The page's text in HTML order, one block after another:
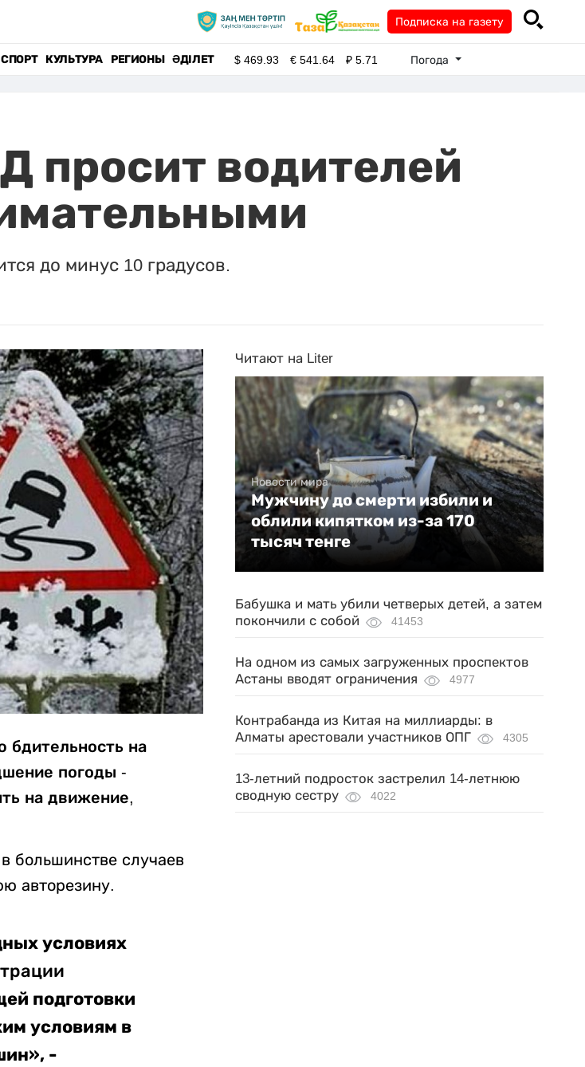
Подписка на газету
СПОРТ КУЛЬТУРА РЕГИОНЫ ӘДІЛЕТ $469.93 €541.64 ₽5.71 Погода
просит водителей
до минус 10 градусов.
бдительность на
погоды -
на движение,
большинстве случаев
авторезину.
условиях
подготовки
условиям в
-
Читают на Liter
Новости мира
Мужчину до смерти избили и
облили кипятком из-за 170
тысяч тенге
Бабушка и мать убили четверых детей, а затем
покончили с собой
41453
На одном из самых загруженных проспектов
Астаны вводят ограничения
4977
Контрабанда из Китая на миллиарды: в
Алматы арестовали участников ОПГ
4305
13-летний подросток застрелил 14-летнюю
сводную сестру
4022